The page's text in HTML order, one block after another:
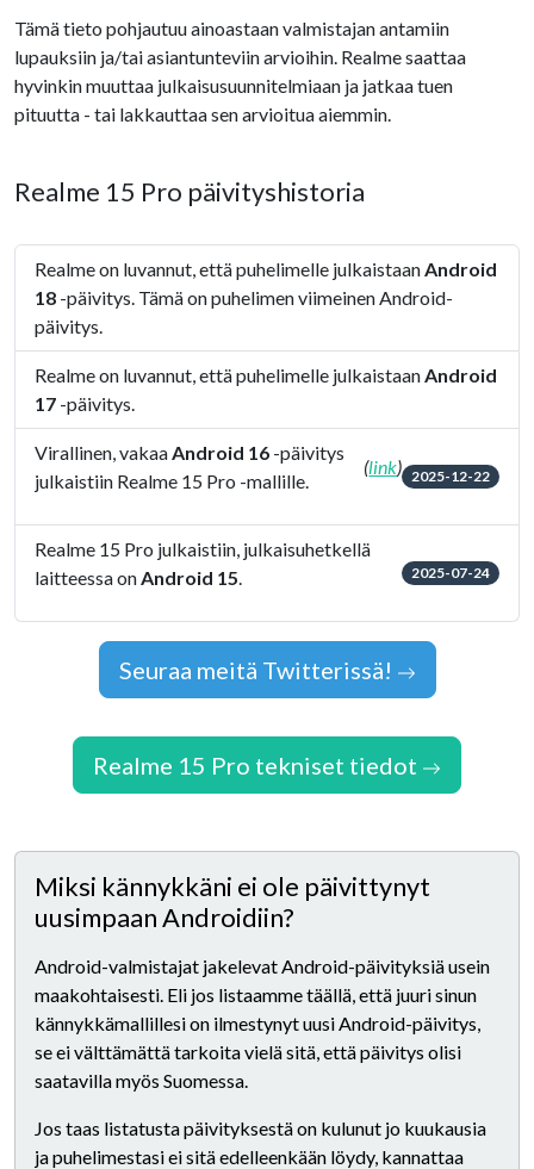
Tämä tieto pohjautuu ainoastaan valmistajan antamiin
lupauksiin ja/tai asiantunteviin arvioihin. Realme saattaa
hyvinkin muuttaa julkaisusuunnitelmiaan ja jatkaa tuen
pituutta - tai lakkauttaa sen arvioitua aiemmin.
Realme 15 Pro päivityshistoria
Realme on luvannut, että puhelimelle julkaistaanAndroid
18 -päivitys. Tämä on puhelimen viimeinen Android-
päivitys.
Realme on luvannut, että puhelimelle julkaistaanAndroid
17 -päivitys.
Virallinen, vakaaAndroid 16 -päivitys
julkaistiin Realme 15 Pro -mallille.
(link) 2025-12-22
Realme 15 Pro julkaistiin, julkaisuhetkellä
laitteessa onAndroid 15. 2025-07-24
Seuraa meitä Twitterissä!
Realme 15 Pro tekniset tiedot
Miksi kännykkäni ei ole päivittynyt
uusimpaan Androidiin?
Android-valmistajat jakelevat Android-päivityksiä usein
maakohtaisesti. Eli jos listaamme täällä, että juuri sinun
kännykkämallillesi on ilmestynyt uusi Android-päivitys,
se ei välttämättä tarkoita vielä sitä, että päivitys olisi
saatavilla myös Suomessa.
Jos taas listatusta päivityksestä on kulunut jo kuukausia
ja puhelimestasi ei sitä edelleenkään löydy, kannattaa